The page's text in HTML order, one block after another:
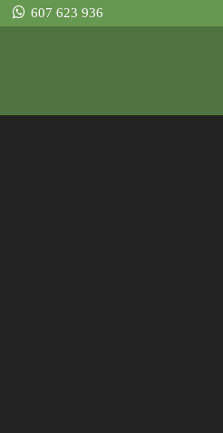
607 623 936